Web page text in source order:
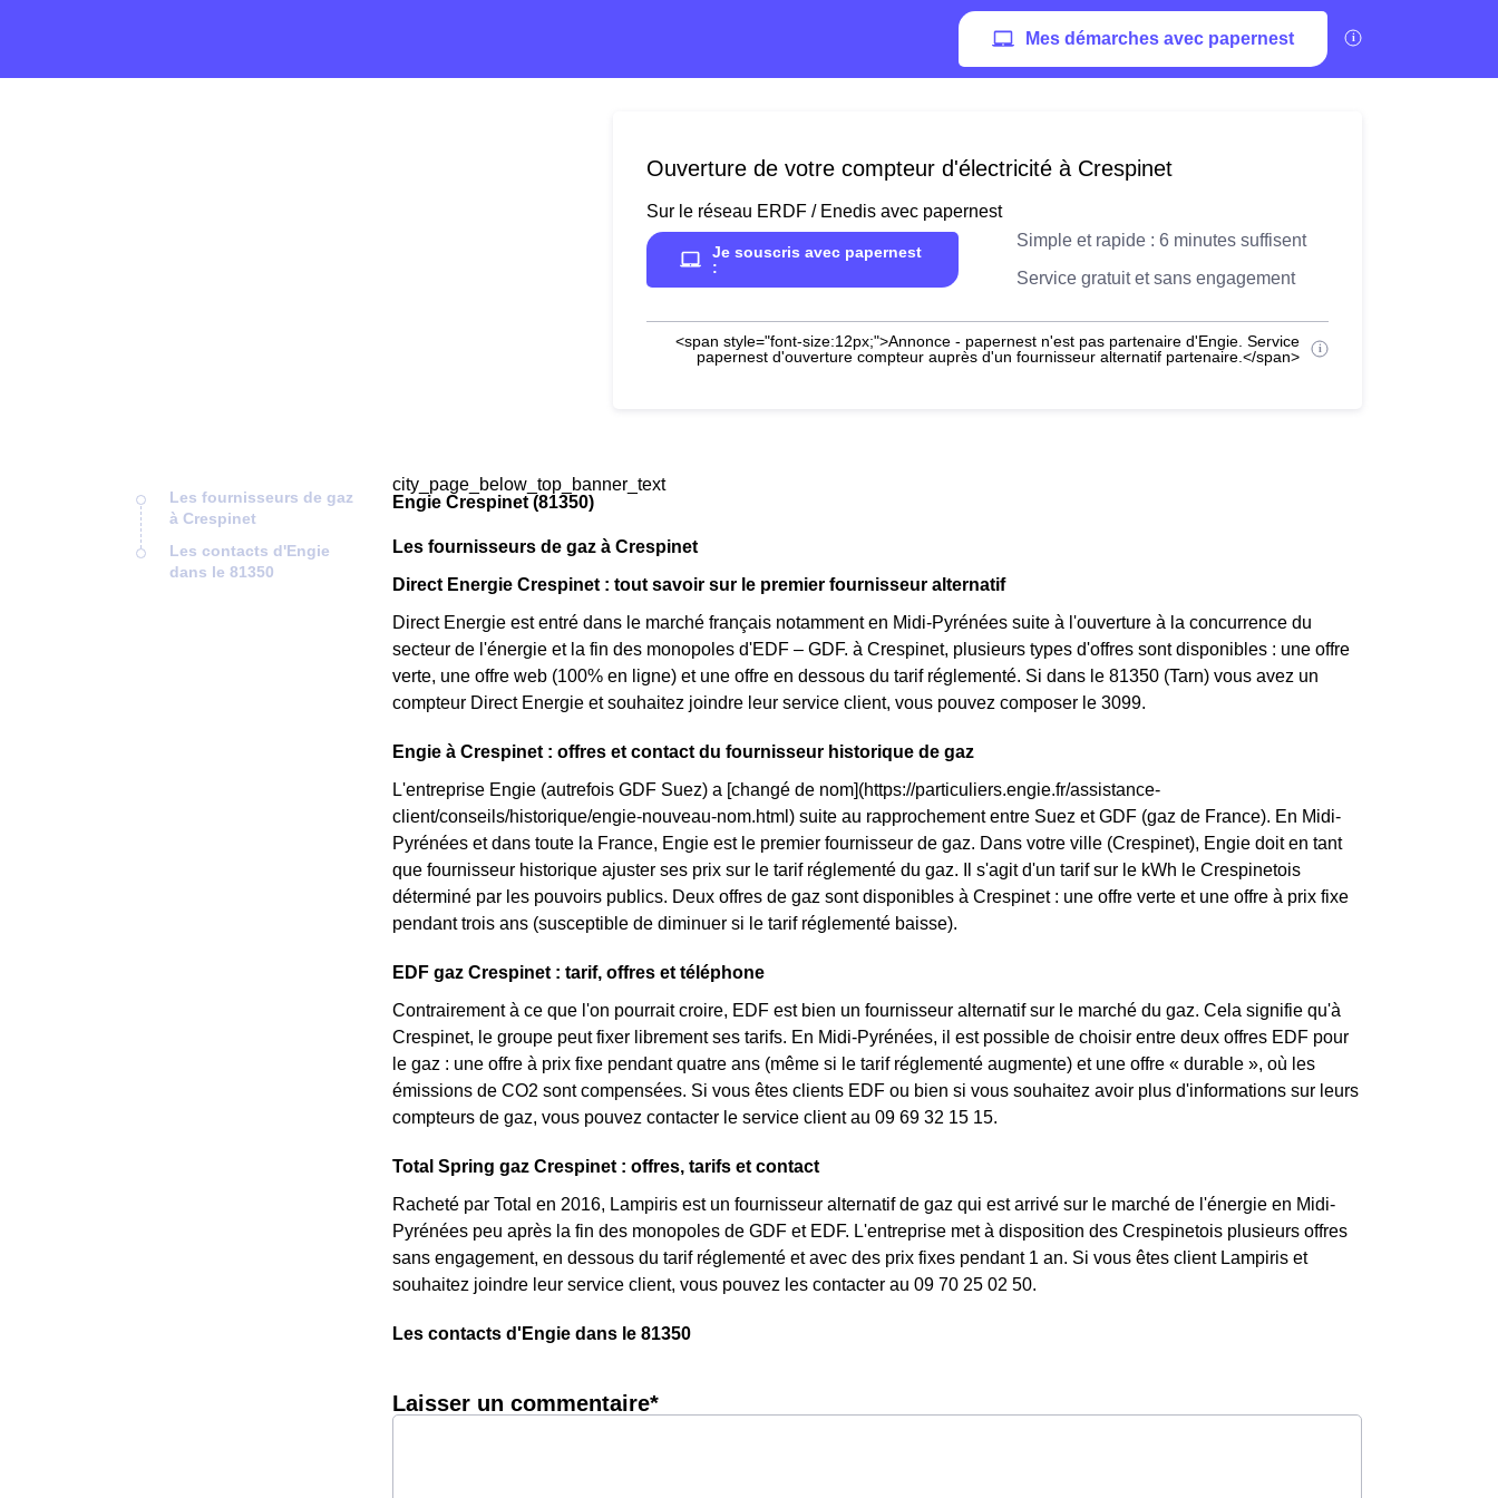
Mes démarches avec papernest
Ouverture de votre compteur d'électricité à Crespinet
Sur le réseau ERDF / Enedis avec papernest
Je souscris avec papernest
:
Simple et rapide : 6 minutes suffisent
Service gratuit et sans engagement
<span style="font-size:12px;">Annonce - papernest n'est pas partenaire d'Engie. Service
papernest d'ouverture compteur auprès d'un fournisseur alternatif partenaire.</span>
Les fournisseurs de gaz
à Crespinet
Les contacts d'Engie
dans le 81350
city_page_below_top_banner_text
Engie Crespinet (81350)
Les fournisseurs de gaz à Crespinet
Direct Energie Crespinet : tout savoir sur le premier fournisseur alternatif
Direct Energie est entré dans le marché français notamment en Midi-Pyrénées suite à l'ouverture à la concurrence du
secteur de l'énergie et la fin des monopoles d'EDF – GDF. à Crespinet, plusieurs types d'offres sont disponibles : une offre
verte, une offre web (100% en ligne) et une offre en dessous du tarif réglementé. Si dans le 81350 (Tarn) vous avez un
compteur Direct Energie et souhaitez joindre leur service client, vous pouvez composer le 3099.
Engie à Crespinet : offres et contact du fournisseur historique de gaz
L'entreprise Engie (autrefois GDF Suez) a [changé de nom](https://particuliers.engie.fr/assistance-
client/conseils/historique/engie-nouveau-nom.html) suite au rapprochement entre Suez et GDF (gaz de France). En Midi-
Pyrénées et dans toute la France, Engie est le premier fournisseur de gaz. Dans votre ville (Crespinet), Engie doit en tant
que fournisseur historique ajuster ses prix sur le tarif réglementé du gaz. Il s'agit d'un tarif sur le kWh le Crespinetois
déterminé par les pouvoirs publics. Deux offres de gaz sont disponibles à Crespinet : une offre verte et une offre à prix fixe
pendant trois ans (susceptible de diminuer si le tarif réglementé baisse).
EDF gaz Crespinet : tarif, offres et téléphone
Contrairement à ce que l'on pourrait croire, EDF est bien un fournisseur alternatif sur le marché du gaz. Cela signifie qu'à
Crespinet, le groupe peut fixer librement ses tarifs. En Midi-Pyrénées, il est possible de choisir entre deux offres EDF pour
le gaz : une offre à prix fixe pendant quatre ans (même si le tarif réglementé augmente) et une offre « durable », où les
émissions de CO2 sont compensées. Si vous êtes clients EDF ou bien si vous souhaitez avoir plus d'informations sur leurs
compteurs de gaz, vous pouvez contacter le service client au 09 69 32 15 15.
Total Spring gaz Crespinet : offres, tarifs et contact
Racheté par Total en 2016, Lampiris est un fournisseur alternatif de gaz qui est arrivé sur le marché de l'énergie en Midi-
Pyrénées peu après la fin des monopoles de GDF et EDF. L'entreprise met à disposition des Crespinetois plusieurs offres
sans engagement, en dessous du tarif réglementé et avec des prix fixes pendant 1 an. Si vous êtes client Lampiris et
souhaitez joindre leur service client, vous pouvez les contacter au 09 70 25 02 50.
Les contacts d'Engie dans le 81350
Laisser un commentaire*